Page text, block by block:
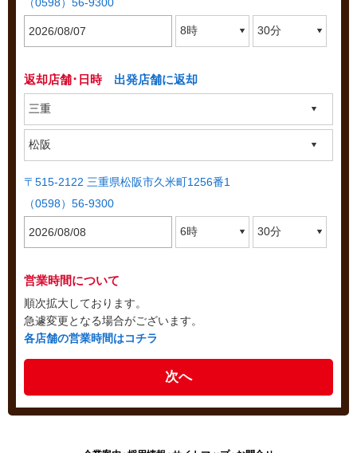
返却店舗･日時 出発店舗に返却
〒515-2122 三重県松阪市久米町1256番1
（0598）56-9300
営業時間について
順次拡大しております。
急遽変更となる場合がございます。
各店舗の営業時間はコチラ
次へ